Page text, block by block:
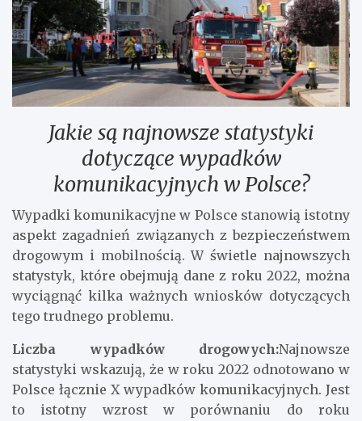
Jakie są najnowsze statystyki
dotyczące wypadków
komunikacyjnych w Polsce?
Wypadki komunikacyjne w Polsce stanowią istotny
aspekt zagadnień związanych z bezpieczeństwem
drogowym i mobilnością. W świetle najnowszych
statystyk, które obejmują dane z roku 2022, można
wyciągnąć kilka ważnych wniosków dotyczących
tego trudnego problemu.
Liczba wypadków drogowych:Najnowsze
statystyki wskazują, że w roku 2022 odnotowano w
Polsce łącznie X wypadków komunikacyjnych. Jest
to istotny wzrost w porównaniu do roku